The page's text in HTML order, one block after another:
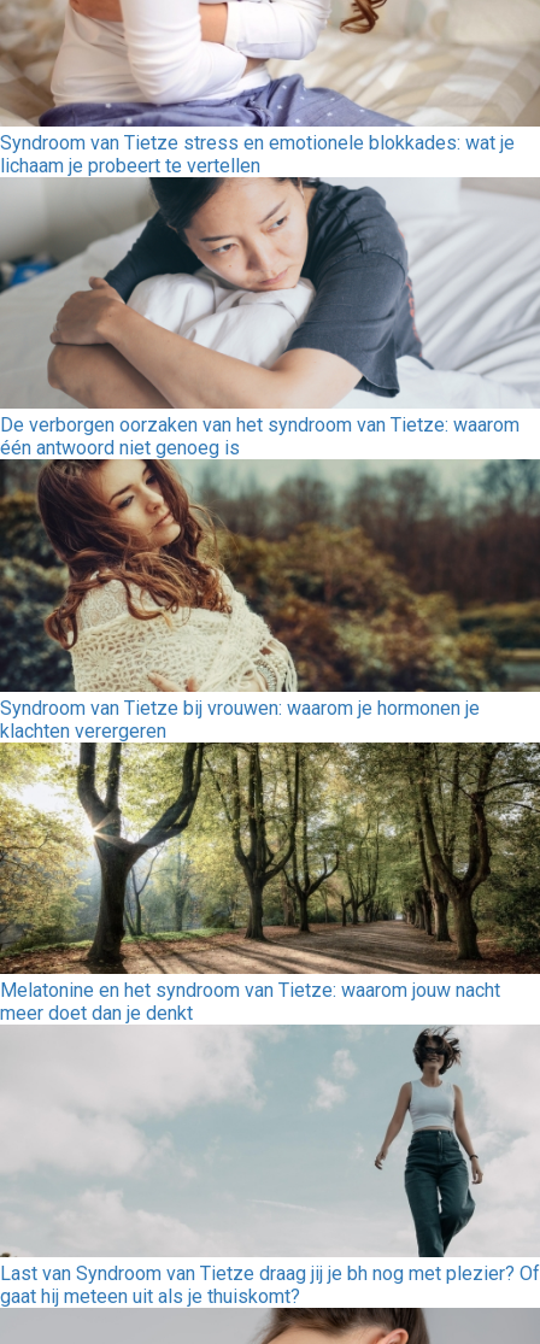
Syndroom van Tietze stress en emotionele blokkades: wat je
lichaam je probeert te vertellen
De verborgen oorzaken van het syndroom van Tietze: waarom
één antwoord niet genoeg is
Syndroom van Tietze bij vrouwen: waarom je hormonen je
klachten verergeren
Melatonine en het syndroom van Tietze: waarom jouw nacht
meer doet dan je denkt
Last van Syndroom van Tietze draag jij je bh nog met plezier? Of
gaat hij meteen uit als je thuiskomt?